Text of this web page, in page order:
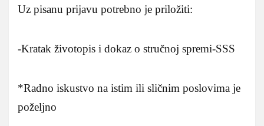
Uz pisanu prijavu potrebno je priložiti:
-Kratak životopis i dokaz o stručnoj spremi-SSS
*Radno iskustvo na istim ili sličnim poslovima je
poželjno